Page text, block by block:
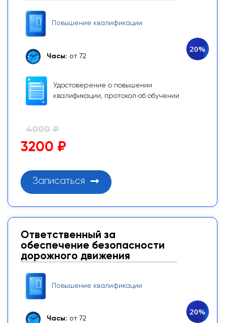
Повышение квалификации
Часы: от 72
Удостоверение о повышении
квалификации, протокол об обучении
20%
4000 ₽
3200 ₽
Записаться
Ответственный за
обеспечение безопасности
дорожного движения
Повышение квалификации
Часы: от 72
20%